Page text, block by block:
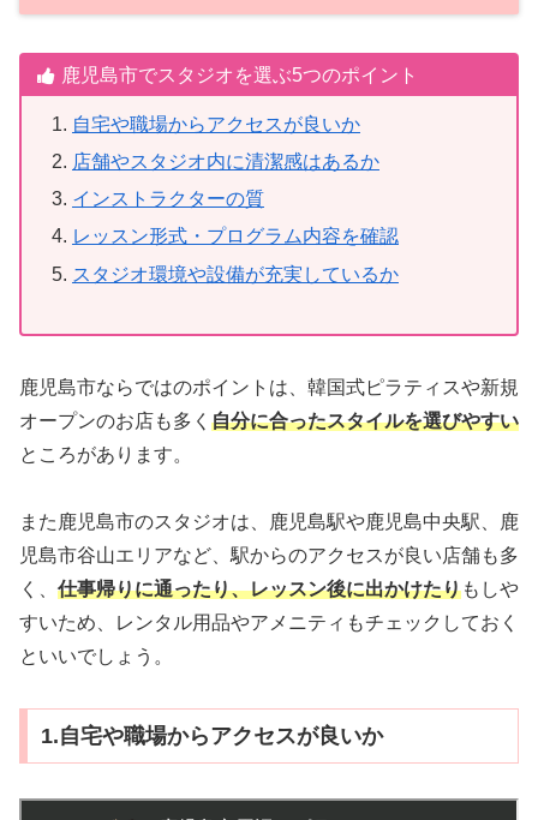
鹿児島市でスタジオを選ぶ5つのポイント
自宅や職場からアクセスが良いか
店舗やスタジオ内に清潔感はあるか
インストラクターの質
レッスン形式・プログラム内容を確認
スタジオ環境や設備が充実しているか
鹿児島市ならではのポイントは、韓国式ピラティスや新規
オープンのお店も多く 自分に合ったスタイルを選びやすい
ところがあります。
また鹿児島市のスタジオは、鹿児島駅や鹿児島中央駅、鹿
児島市谷山エリアなど、駅からのアクセスが良い店舗も多
く、 仕事帰りに通ったり、レッスン後に出かけたりもしや
すいため、レンタル用品やアメニティもチェックしておく
といいでしょう。
1.自宅や職場からアクセスが良いか